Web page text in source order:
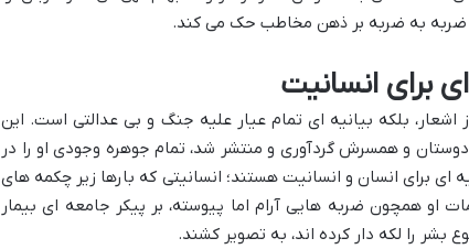
ضربه به ضربه بر ذهن مخاطب حک می کند.
برای انسانیت
بلکه بیانیه ای تمام عیار علیه جنگ و بی عدالتی است. این
و همسرش گردآوری و منتشر شد، تمام جوهره وجودی او را در
ای برای انسان و انسانیت هستند؛ انسانیتی که بارها زیر چکمه های
همچون ضربه هایی آرام اما پیوسته، بر پیکر جامعه ای بیمار
بشر را لکه دار کرده اند، به تصویر کشند.